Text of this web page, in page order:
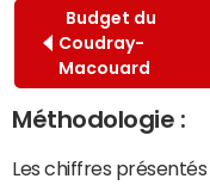
Budget du
Coudray-
Macouard
Méthodologie :
Les chiffres